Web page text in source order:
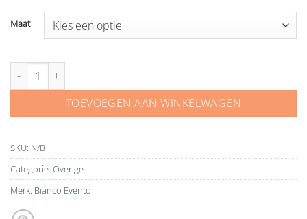
Maat
Bianco Evento imitatiebont jasje bolero ivoor E305 aantal
TOEVOEGEN AAN WINKELWAGEN
SKU: N/B
Categorie: Overige
Merk: Bianco Evento